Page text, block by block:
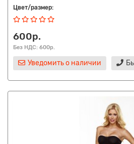
Цвет/размер:
600р.
Без НДС: 600р.
Уведомить о наличии